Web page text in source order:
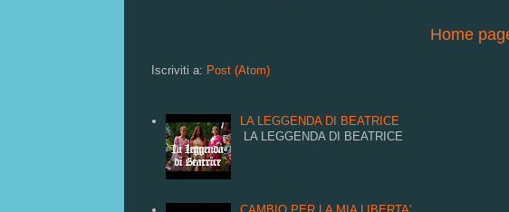
Home
Iscriviti a: Post (Atom)
LA LEGGENDA DI BEATRICE
LA LEGGENDA DI BEATRICE